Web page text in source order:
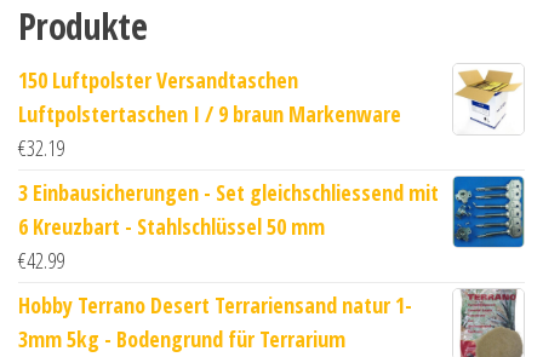
Produkte
150 Luftpolster Versandtaschen
Luftpolstertaschen I / 9 braun Markenware
€32.19
3 Einbausicherungen - Set gleichschliessend mit
6 Kreuzbart - Stahlschlüssel 50 mm
€42.99
Hobby Terrano Desert Terrariensand natur 1-
3mm 5kg - Bodengrund für Terrarium